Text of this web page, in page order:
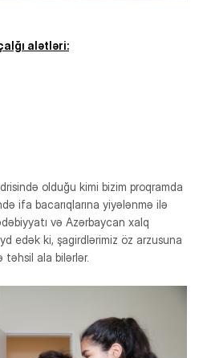
alətləri:
olduğu kimi bizim proqramda
ifa bacarıqlarına yiyələnmə ilə
və Azərbaycan xalq
edək ki, şagirdlərimiz öz arzusuna
ala bilərlər.